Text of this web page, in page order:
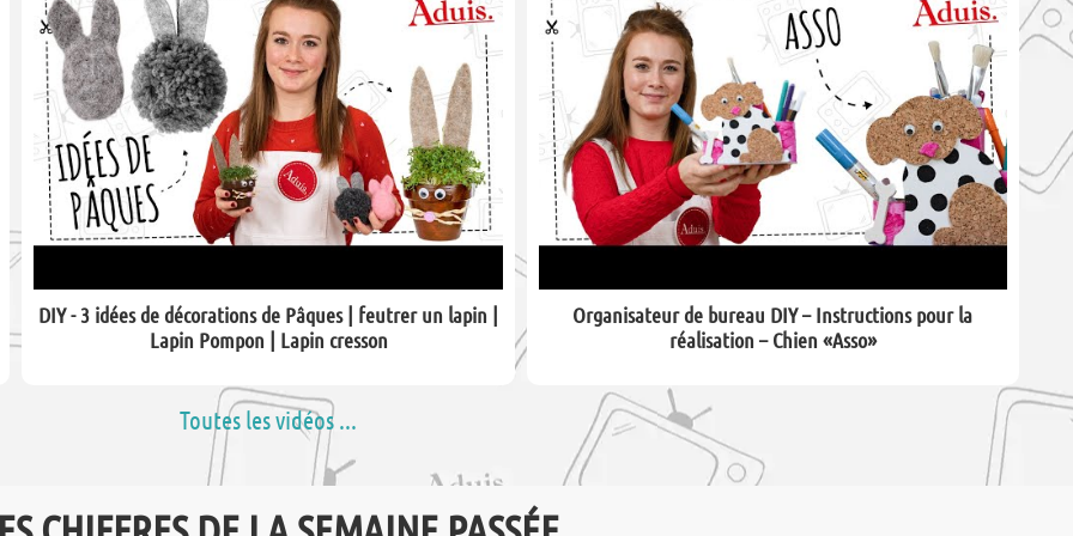
DIY - 3 idées de décorations de Pâques | feutrer un lapin |
Lapin Pompon | Lapin cresson
Organisateur de bureau DIY – Instructions pour la
réalisation – Chien «Asso»
Toutes les vidéos ...